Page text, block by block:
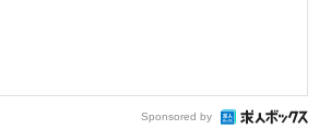
Sponsored by